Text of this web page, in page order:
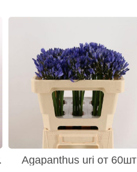
Agapanthus uri от 60шт